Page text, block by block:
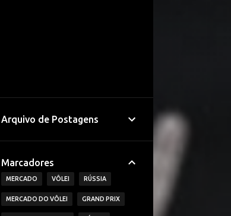
Arquivo de Postagens
Marcadores
MERCADO VÔLEI RÚSSIA
MERCADO DO VÔLEI GRAND PRIX